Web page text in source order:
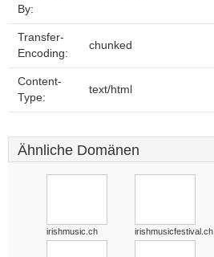
By:
Transfer-
Encoding:
chunked
Content-
Type:
text/html
Ähnliche Domänen
irishmusic.ch irishmusicfestival.ch